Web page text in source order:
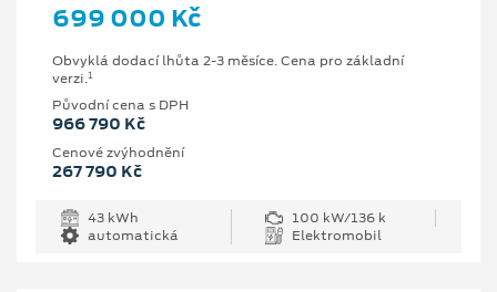
699 000 Kč
Obvyklá dodací lhůta 2-3 měsíce. Cena pro základní
verzi.1
Původní cena s DPH
966 790 Kč
Cenové zvýhodnění
267 790 Kč
43 kWh
100 kW/136 k
automatická
Elektromobil